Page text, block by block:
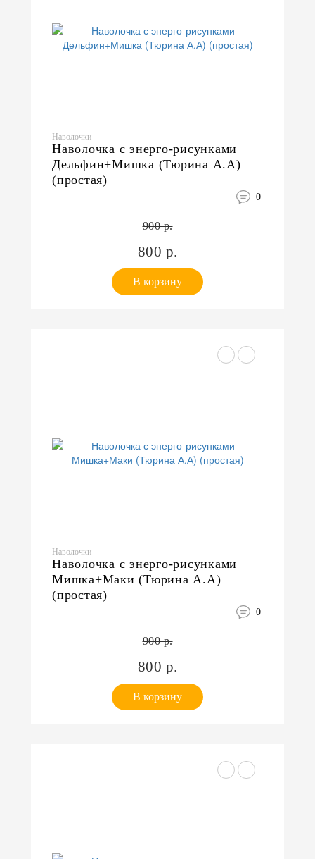
Наволочки
Наволочка с энерго-рисунками
Дельфин+Мишка (Тюрина А.А)
(простая)
0
900 р.
800 р.
В корзину
Наволочки
Наволочка с энерго-рисунками
Мишка+Маки (Тюрина А.А)
(простая)
0
900 р.
800 р.
В корзину